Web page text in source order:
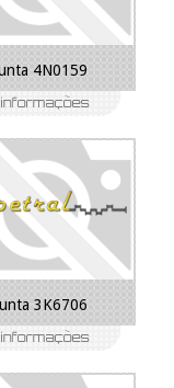
4N0159
3K6706